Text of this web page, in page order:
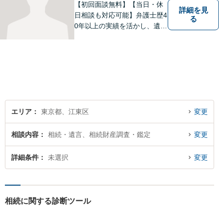
【初回面談無料】【当日・休
日相談も対応可能】弁護士歴4
0年以上の実績を活かし、遺産
仲町駅7分】
詳細を見
る
エリア 東京都、江東区 変更
相談内容 相続・遺言、相続財産調査・鑑定 変更
詳細条件 未選択 変更
相続に関する診断ツール